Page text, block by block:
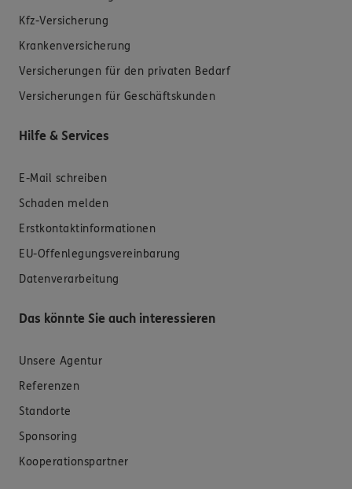
Kfz-Versicherung
Krankenversicherung
Versicherungen für den privaten Bedarf
Versicherungen für Geschäftskunden
Hilfe & Services
E-Mail schreiben
Schaden melden
Erstkontaktinformationen
EU-Offenlegungsvereinbarung
Datenverarbeitung
Das könnte Sie auch interessieren
Unsere Agentur
Referenzen
Standorte
Sponsoring
Kooperationspartner